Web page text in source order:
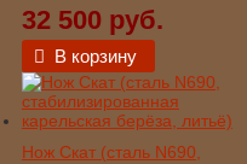
32 500 руб.
В корзину
Нож Скат (сталь N690,